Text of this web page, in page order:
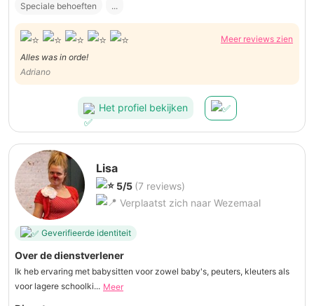
Speciale behoeften ...
Meer reviews zien
Alles was in orde!
Adriano
Het profiel bekijken
Lisa
5/5 (7 reviews)
Verplaatst zich naar Wezemaal
Geverifieerde identiteit
Over de dienstverlener
Ik heb ervaring met babysitten voor zowel baby's, peuters, kleuters als
voor lagere schoolki... Meer